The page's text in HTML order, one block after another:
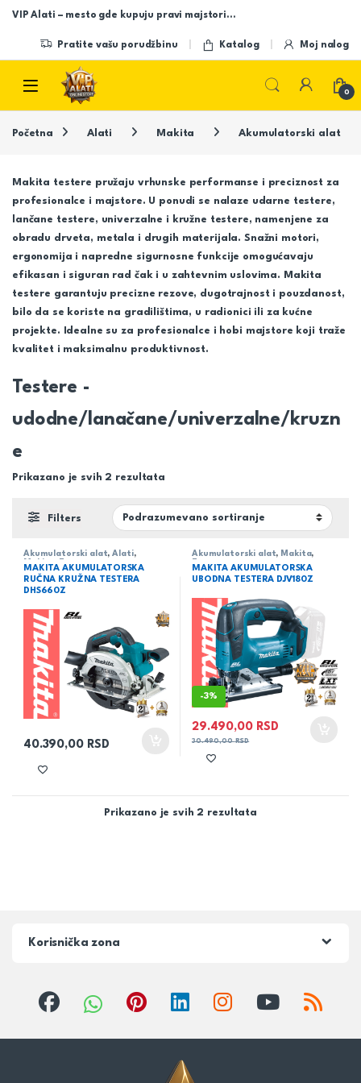
Skip to navigation
Skip to content
VIP Alati – mesto gde kupuju pravi majstori…
Pratite vašu porudžbinu Katalog Moj nalog
Open
0
Početna Alati Makita Akumulatorski alat
Makita testere pružaju vrhunske performanse i preciznost za
profesionalce i majstore. U ponudi se nalaze udarne testere,
lančane testere, univerzalne i kružne testere, namenjene za
obradu drveta, metala i drugih materijala. Snažni motori,
ergonomija i napredne sigurnosne funkcije omogućavaju
efikasan i siguran rad čak i u zahtevnim uslovima. Makita
testere garantuju precizne rezove, dugotrajnost i pouzdanost,
bilo da se koriste na gradilištima, u radionici ili za kućne
projekte. Idealne su za profesionalce i hobi majstore koji traže
kvalitet i maksimalnu produktivnost.
Testere -
udodne/lanačane/univerzalne/kruzn
e
Prikazano je svih 2 rezultata
Filters
Akumulatorski alat,Alati,
Makita ,
Testere -
udodne/lanačane/univerzalne/k
ruzne
MAKITA AKUMULATORSKA
RUČNA KRUŽNA TESTERA
DHS660Z
40.390,00 RSD
Akumulatorski alat, Makita,
Testere -
udodne/lanačane/univerzalne/k
ruzne
MAKITA AKUMULATORSKA
UBODNA TESTERA DJV180Z
-3%
29.490,00 RSD
30.490,00RSD
Prikazano je svih 2 rezultata
Korisnička zona